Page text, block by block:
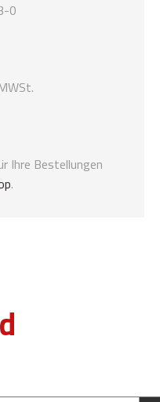
0
Ihre Bestellungen
.